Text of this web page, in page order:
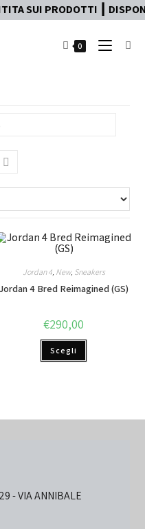
PRODOTTI ┃
0
Jordan 4, New, Sneakers
Jordan 4 Bred Reimagined (GS)
€290,00
Scegli
- VIA ANNIBALE